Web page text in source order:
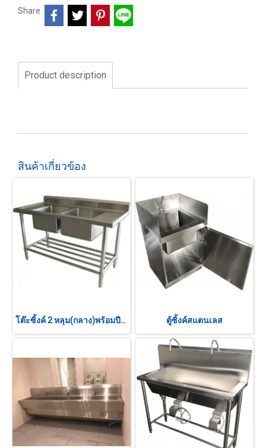
Share
Product description
สินค้าเกี่ยวข้อง
โต๊ะซิ้งค์ 2 หลุม(กลาง)พร้อมปีกหลัง พร้อมชั้นล่าง ตู้ซิ้งค์สแตนเลส